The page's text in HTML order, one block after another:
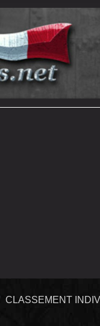
CLASSEMENT